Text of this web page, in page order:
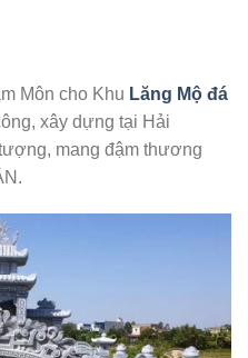
Môn cho Khu Lăng Mộ đá
xây dựng tại Hải
mang đậm thương